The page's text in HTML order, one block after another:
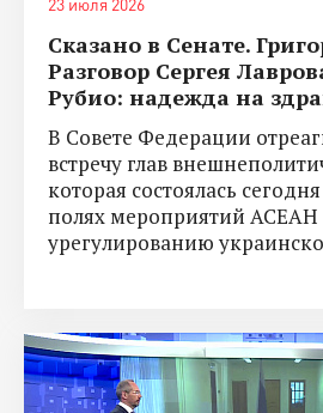
Сказано в Сенате.
Разговор Сергея
Рубио: надежда на
В Совете Федерации
встречу глав
которая состоялась
полях мероприятий
урегулированию